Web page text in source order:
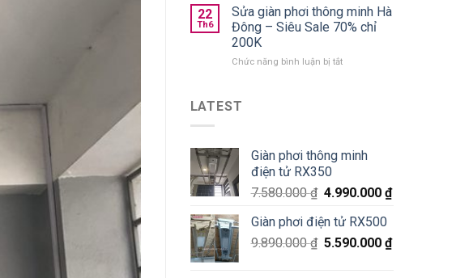
chung
cư
số
Lê
giàn
phơi
thông
Hoà
Đa
22
Th6
Sửa giàn phơi thông minh Hà
Đông – Siêu Sale 70% chỉ
200K
Chức năng bình luận bị tắtở
Đông
Sale
chỉ
200K
LATEST
Giàn phơi thông minh
điện tử RX350
7.580.000₫ 4.990.000₫
Giàn phơi điện tử RX500
9.890.000₫ 5.590.000₫